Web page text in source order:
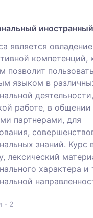
является
компетенций,
позволит
языком в
работе, в общении
партнерами, для
знаний. Курс
лексический
характера и
- 2